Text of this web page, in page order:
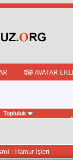
AVATAR
Topluluk
: Hamur İşleri